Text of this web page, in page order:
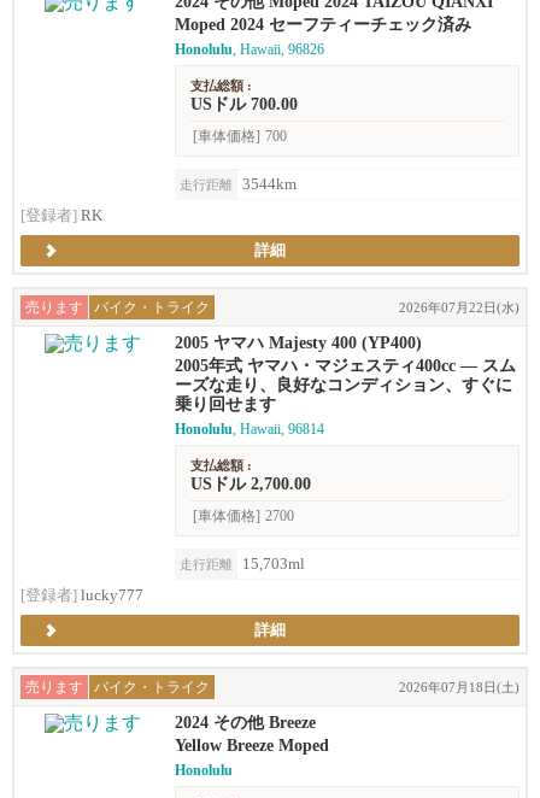
Moped 2024 セーフティーチェック済み
Honolulu, Hawaii, 96826
支払総額 :
USドル 700.00
[車体価格] 700
走行距離
3544km
[登録者] RK
詳細
売ります バイク・トライク 2026年07月22日(水)
2005 ヤマハ Majesty 400 (YP400)
2005年式 ヤマハ・マジェスティ400cc ― スム
ーズな走り、良好なコンディション、すぐに
乗り回せます
Honolulu, Hawaii, 96814
支払総額 :
USドル 2,700.00
[車体価格] 2700
走行距離
15,703ml
[登録者] lucky777
詳細
売ります バイク・トライク 2026年07月18日(土)
2024 その他 Breeze
Yellow Breeze Moped
Honolulu